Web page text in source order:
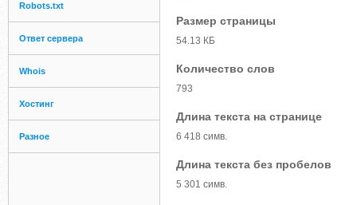
Robots.txt
Ответ сервера
Whois
Хостинг
Разное
Размер страницы
54.13 КБ
Количество слов
793
Длина текста на странице
6 418 симв.
Длина текста без пробелов
5 301 симв.